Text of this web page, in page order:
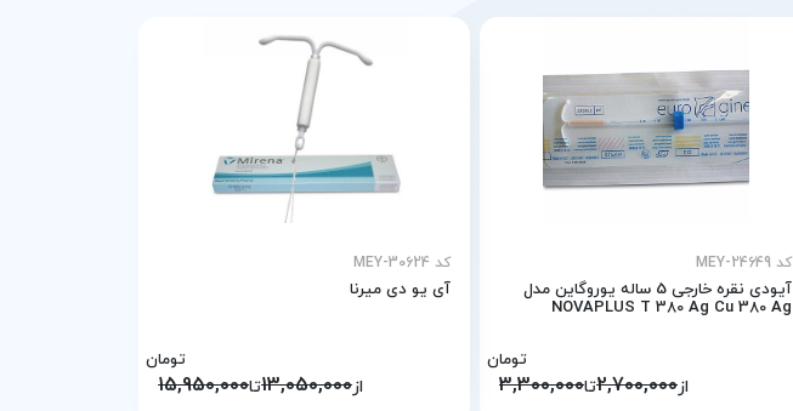
کد MEY-24649
آیودی نقره خارجی 5 ساله یوروگاین مدل
NOVAPLUS T 380 Ag Cu 380 Ag
از2,700,000تا3,300,000
تومان
کد MEY-30624
آی یو دی میرنا
از13,050,000تا15,950,000
تومان